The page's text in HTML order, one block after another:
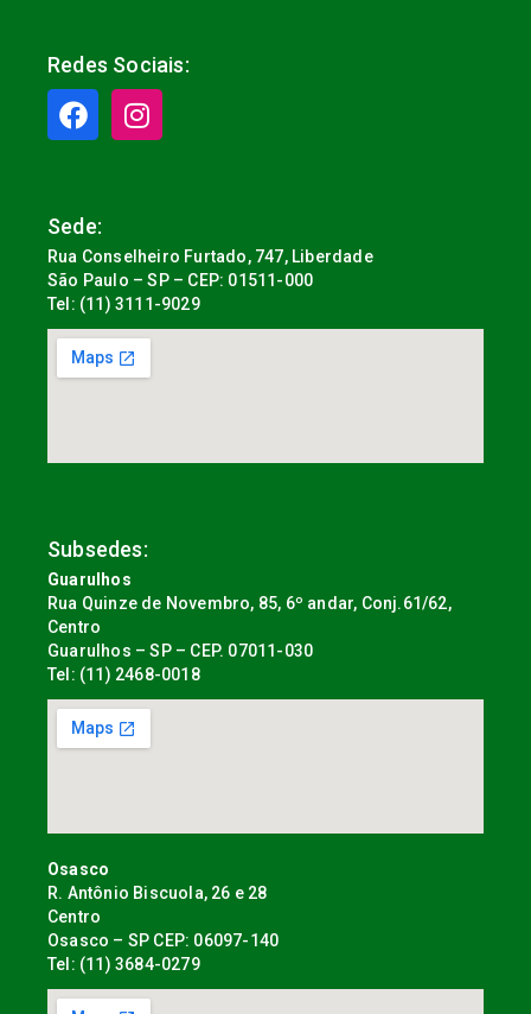
Redes Sociais:
Sede:
Rua Conselheiro Furtado, 747, Liberdade
São Paulo – SP – CEP: 01511-000
Tel: (11) 3111-9029
Subsedes:
Guarulhos
Rua Quinze de Novembro, 85, 6º andar, Conj.61/62,
Centro
Guarulhos – SP – CEP. 07011-030
Tel: (11) 2468-0018
Osasco
R. Antônio Biscuola, 26 e 28
Centro
Osasco – SP CEP: 06097-140
Tel: (11) 3684-0279